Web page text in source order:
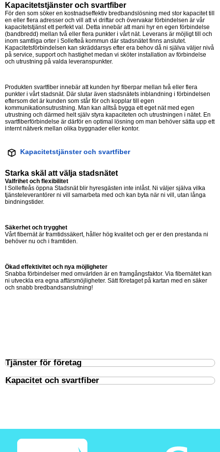
Kapacitetstjänster och svartfiber
För den som söker en kostnadseffektiv bredbandslösning med stor kapacitet till
en eller flera adresser och vill att vi driftar och övervakar förbindelsen är vår
kapacitetstjänst ett perfekt val. Detta innebär att mani hyr en egen förbindelse
(bandbredd) mellan två eller flera punkter i vårt nät. Leverans är möjligt till och
inom samtliga orter i Sollefteå kommun där stadsnätet finns anslutet.
Kapacitetsförbindelsen kan skräddarsys efter era behov då ni själva väljer nivå
på service, support och hastighet medan vi sköter installation av förbindelse
och utrustning på valda leveranspunkter.
Produkten svartfiber innebär att kunden hyr fiberpar mellan två eller flera
punkter i vårt stadsnät. Där slutar även stadsnätets inblandning i förbindelsen
eftersom det är kunden som står för och kopplar till egen
kommunikationsutrustning. Man kan alltså bygga ett eget nät med egen
utrustning och därmed helt själv styra kapaciteten och utrustningen i nätet. En
svartfiberförbindelse är därför en optimal lösning om man behöver sätta upp ett
internt nätverk mellan olika byggnader eller kontor.
Kapacitetstjänster och svartfiber
Starka skäl att välja stadsnätet
Valfrihet och flexibilitet
I Sollefteås öppna Stadsnät blir hyresgästen inte inlåst. Ni väljer själva vilka
tjänsteleverantörer ni vill samarbeta med och kan byta när ni vill, utan långa
bindningstider.
Säkerhet och trygghet
Vårt fibernät är framtidssäkert, håller hög kvalitet och ger er den prestanda ni
behöver nu och i framtiden.
Ökad effektivitet och nya möjligheter
Snabba förbindelser med omvärlden är en framgångsfaktor. Via fibernätet kan
ni utveckla era egna affärsmöjligheter. Sätt företaget på kartan med en säker
och snabb bredbandsanslutning!
Tjänster för företag
Kapacitet och svartfiber